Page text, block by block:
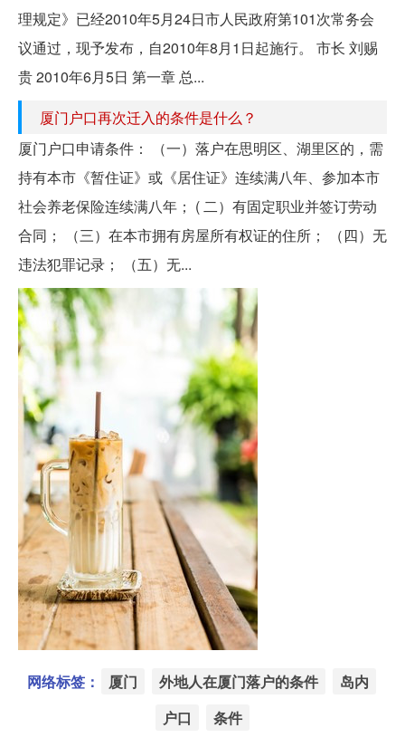
理规定》已经2010年5月24日市人民政府第101次常务会
议通过，现予发布，自2010年8月1日起施行。 市长 刘赐
贵 2010年6月5日 第一章 总...
厦门户口再次迁入的条件是什么？
厦门户口申请条件： （一）落户在思明区、湖里区的，需
持有本市《暂住证》或《居住证》连续满八年、参加本市
社会养老保险连续满八年； ( 二）有固定职业并签订劳动
合同； （三）在本市拥有房屋所有权证的住所； （四）无
违法犯罪记录； （五）无...
网络标签： 厦门 外地人在厦门落户的条件
岛内
户口
条件